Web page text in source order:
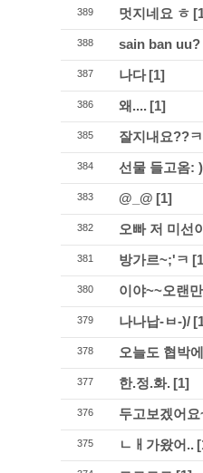
389 멋지네요 ㅎ
388 sain ban uu?
387 나다[1]
386 왜....[1]
385 잘지내요??
384 선물 들고옴: )
383 @_@ [1]
382 오빠 저 미선
381 방가르~;'ㅋ
380 이야~~오랜
379 나나납-ㅂ-)/
378 오늘도 협박
377 한.정.화.[1]
376 두고보겠어요
375 ㄴㅐ가왔어..